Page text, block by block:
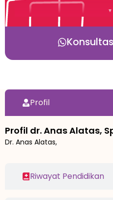
Profil
Riwayat Pendidikan
Profil dr. Anas Alatas,
Dr. Anas Alatas,